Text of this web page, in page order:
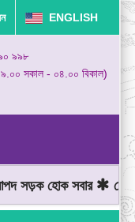
ENGLISH
৯৯৮
সকাল - ০৪.০০ বিকাল)
সড়ক হোক সবার মোটরযান